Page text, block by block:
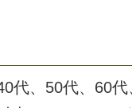
代、50代、60